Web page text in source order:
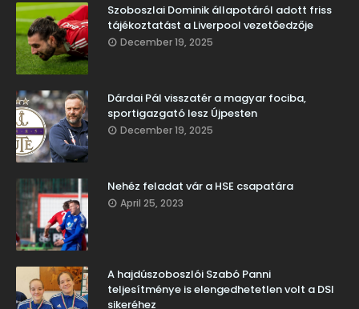
Szoboszlai Dominik állapotáról adott friss
tájékoztatást a Liverpool vezetőedzője
December 19, 2025
Dárdai Pál visszatér a magyar fociba,
sportigazgató lesz Újpesten
December 19, 2025
Nehéz feladat vár a HSE csapatára
April 25, 2023
A hajdúszoboszlói Szabó Panni
teljesítménye is elengedhetetlen volt a DSI
sikeréhez